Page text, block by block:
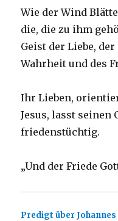
Wie der Wind
die, die zu ihm
Geist der Liebe,
Wahrheit und des
Ihr Lieben,
Jesus, lasst seinen
friedenstüchtig.
„Und der Friede
Predigt über Johannes